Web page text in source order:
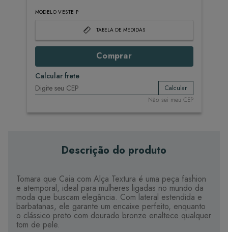
MODELO VESTE P
TABELA DE MEDIDAS
Comprar
Calcular frete
Calcular
Não sei meu CEP
Descrição do produto
Tomara que Caia com Alça Textura é uma peça fashion
e atemporal, ideal para mulheres ligadas no mundo da
moda que buscam elegância. Com lateral estendida e
barbatanas, ele garante um encaixe perfeito, enquanto
o clássico preto com dourado bronze enaltece qualquer
tom de pele.